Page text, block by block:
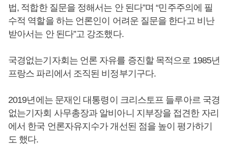
법, 적합한 질문을 정해서는 안 된다”며 “민주주의에 필
수적 역할을 하는 언론인이 어려운 질문을 한다고 비난
받아서는 안 된다”고 강조했다.
국경없는기자회는 언론 자유를 증진할 목적으로 1985년
프랑스 파리에서 조직된 비정부기구다.
2019년에는 문재인 대통령이 크리스토프 들루아르 국경
없는기자회 사무총장과 알비아니 지부장을 접견한 자리
에서 한국 언론자유지수가 개선된 점을 높이 평가하기
도 했다.